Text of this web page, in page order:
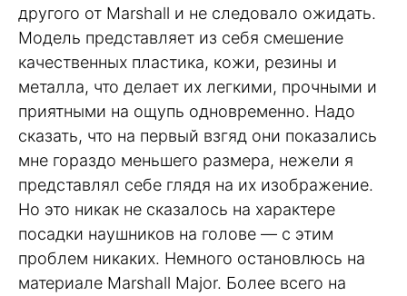
другого от Marshall и не следовало ожидать.
Модель представляет из себя смешение
качественных пластика, кожи, резины и
металла, что делает их легкими, прочными и
приятными на ощупь одновременно. Надо
сказать, что на первый взгяд они показались
мне гораздо меньшего размера, нежели я
представлял себе глядя на их изображение.
Но это никак не сказалось на характере
посадки наушников на голове — с этим
проблем никаких. Немного остановлюсь на
материале Marshall Major. Более всего на